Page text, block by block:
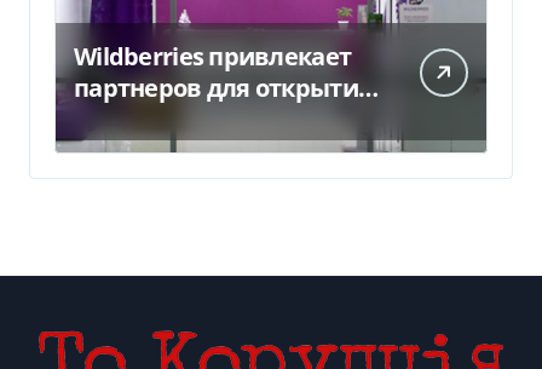
Wildberries привлекает
партнеров для открытия
хабов после ударов по
слогам